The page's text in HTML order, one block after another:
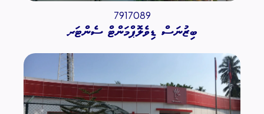
7917089
ބިޒުނަސް ޑިވެލޮޕްމަންޓް ސެންޓަރ